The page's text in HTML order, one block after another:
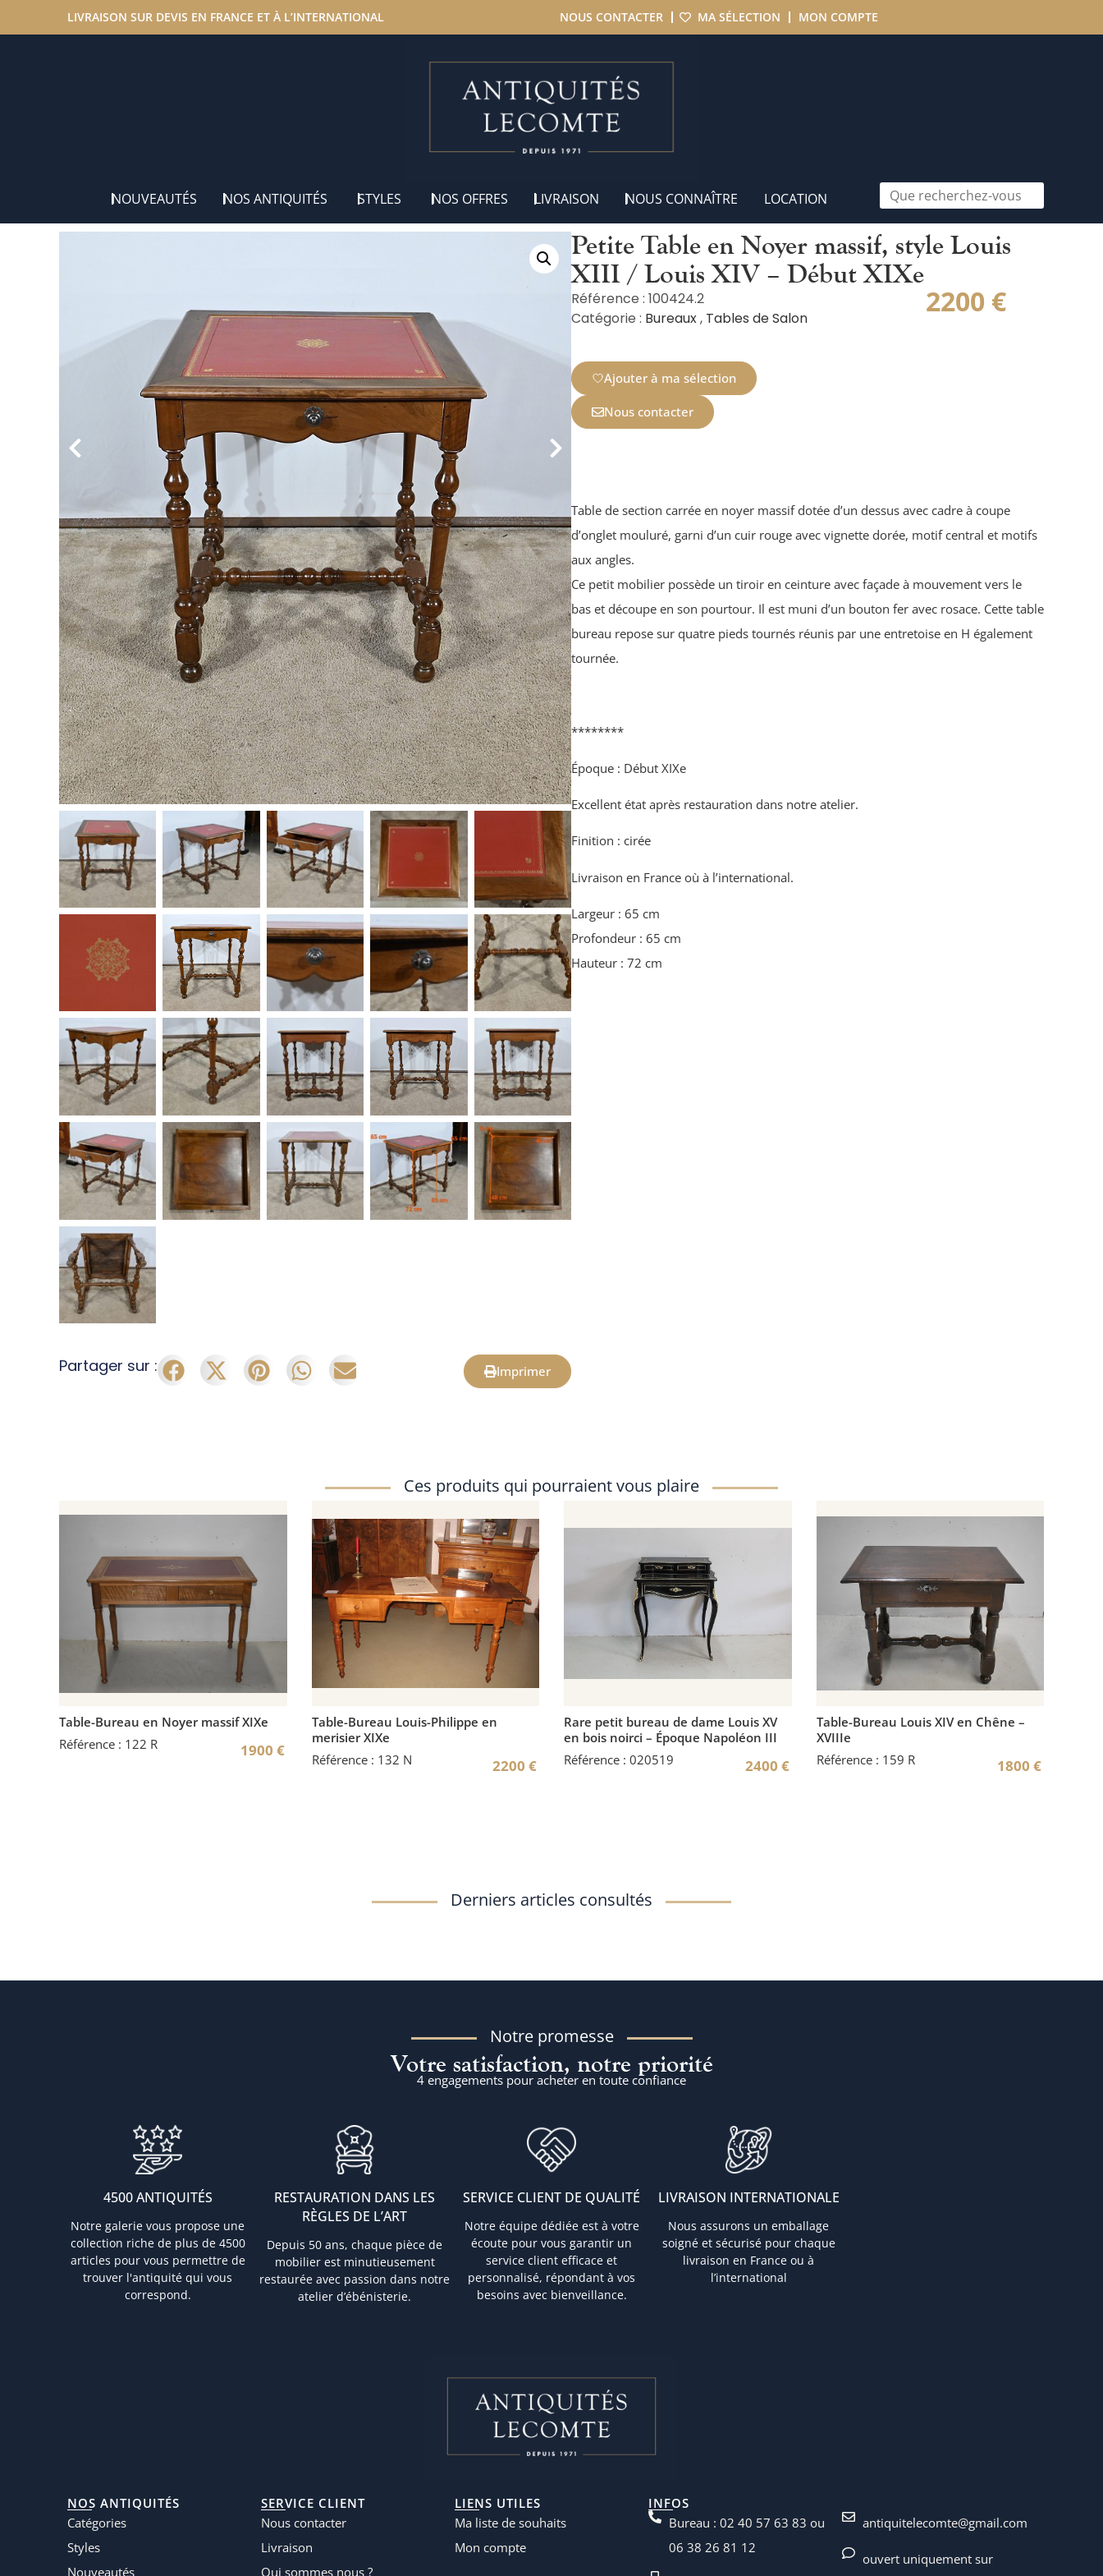
LIVRAISON SUR DEVIS EN FRANCE ET À L’INTERNATIONAL NOUS CONTACTER MA SÉLECTION MON COMPTE
NOUVEAUTÉS NOS ANTIQUITÉS STYLES NOS OFFRES LIVRAISON NOUS CONNAÎTRE LOCATION
Partager sur : Imprimer
Petite Table en Noyer massif, style Louis
XIII / Louis XIV – Début XIXe
Référence : 100424.2
Catégorie : Bureaux, Tables de Salon 2200 €
Ajouter à ma sélection
Nous contacter
Table de section carrée en noyer massif dotée d’un dessus avec cadre à coupe
d’onglet mouluré, garni d’un cuir rouge avec vignette dorée, motif central et motifs
aux angles.
Ce petit mobilier possède un tiroir en ceinture avec façade à mouvement vers le
bas et découpe en son pourtour. Il est muni d’un bouton fer avec rosace. Cette table
bureau repose sur quatre pieds tournés réunis par une entretoise en H également
tournée.
********
Époque : Début XIXe
Excellent état après restauration dans notre atelier.
Finition : cirée
Livraison en France où à l’international.
Largeur : 65 cm
Profondeur : 65 cm
Hauteur : 72 cm
Ces produits qui pourraient vous plaire
Table-Bureau en Noyer massif XIXe
Référence : 122 R
1900 €
Table-Bureau Louis-Philippe en
merisier XIXe
Référence : 132 N
2200€
Rare petit bureau de dame Louis XV
en bois noirci – Époque Napoléon III
Référence : 020519
2400 €
Table-Bureau Louis XIV en Chêne –
XVIIIe
Référence : 159 R
1800€
Derniers articles consultés
Notre promesse
Votre satisfaction, notre priorité
4 engagements pour acheter en toute confiance
4500 ANTIQUITÉS
Notre galerie vous propose une
collection riche de plus de 4500
articles pour vous permettre de
trouver l'antiquité qui vous
correspond.
RESTAURATION DANS LES
RÈGLES DE L’ART
Depuis 50 ans, chaque pièce de
mobilier est minutieusement
restaurée avec passion dans notre
atelier d’ébénisterie.
SERVICE CLIENT DE QUALITÉ
Notre équipe dédiée est à votre
écoute pour vous garantir un
service client efficace et
personnalisé, répondant à vos
besoins avec bienveillance.
LIVRAISON INTERNATIONALE
Nous assurons un emballage
soigné et sécurisé pour chaque
livraison en France ou à
l’international
NOS ANTIQUITÉS
Catégories
Styles
Nouveautés
SERVICE CLIENT
Nous contacter
Livraison
Qui sommes nous ?
LIENS UTILES
Ma liste de souhaits
Mon compte
INFOS
Bureau : 02 40 57 63 83 ou
06 38 26 81 12
antiquitelecomte@gmail.com
ouvert uniquement sur